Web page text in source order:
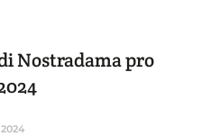
Nostradama pro
2024